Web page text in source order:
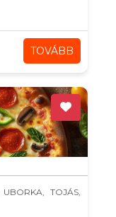
TOVÁBB
TOJÁS,